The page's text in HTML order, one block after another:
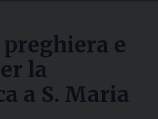
preghiera e
la
a S. Maria